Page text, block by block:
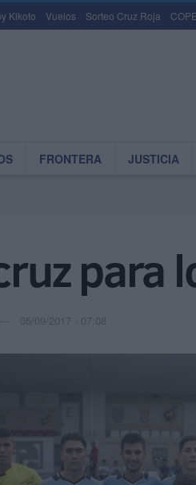
Kikoto Vuelos Sorteo Cruz Roja
FRONTERA JUSTICIA
para
05/09/2017 - 07:08